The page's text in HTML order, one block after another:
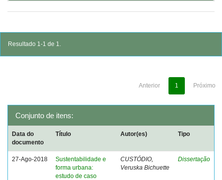
Resultado 1-1 de 1.
Anterior 1 Próximo
Conjunto de itens:
Data do
documento
Título Autor(es) Tipo
27-Ago-2018
Sustentabilidade e
forma urbana:
estudo de caso
CUSTÓDIO,
Veruska Bichuette
Dissertação